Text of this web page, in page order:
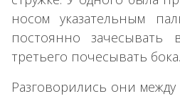
носом указательным
постоянно
третьего почесывать бока.
Разговорились они